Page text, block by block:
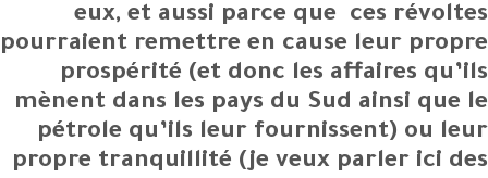
eux, et aussi parce que ces révoltes
pourraient remettre en cause leur propre
prospérité (et donc les affaires qu’ils
mènent dans les pays du Sud ainsi que le
pétrole qu’ils leur fournissent) ou leur
propre tranquillité (je veux parler ici des